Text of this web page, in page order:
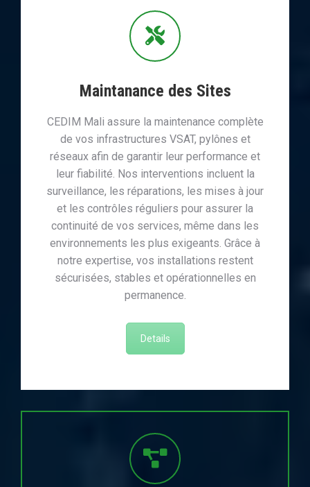
Maintanance des Sites
CEDIM Mali assure la maintenance complète
de vos infrastructures VSAT, pylônes et
réseaux afin de garantir leur performance et
leur fiabilité. Nos interventions incluent la
surveillance, les réparations, les mises à jour
et les contrôles réguliers pour assurer la
continuité de vos services, même dans les
environnements les plus exigeants. Grâce à
notre expertise, vos installations restent
sécurisées, stables et opérationnelles en
permanence.
Details